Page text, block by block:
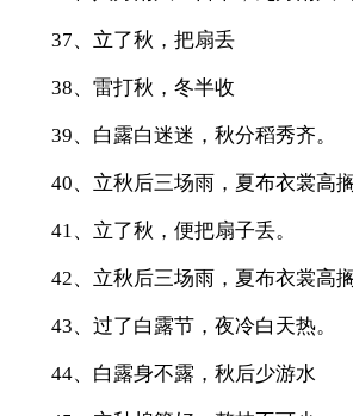
37、立了秋，把扇丢
38、雷打秋，冬半收
39、白露白迷迷，秋分稻秀齐。
40、立秋后三场雨，夏布衣裳高搁
41、立了秋，便把扇子丢。
42、立秋后三场雨，夏布衣裳高搁
43、过了白露节，夜冷白天热。
44、白露身不露，秋后少游水